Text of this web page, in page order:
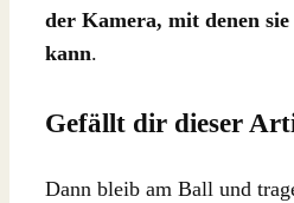
der Kamera, mit denen
kann.
Gefällt dir dieser
Dann bleib am Ball und